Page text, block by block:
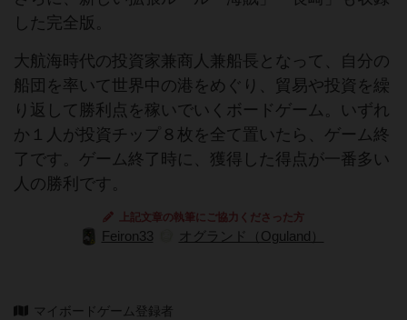
した完全版。
大航海時代の投資家兼商人兼船長となって、自分の
船団を率いて世界中の港をめぐり、貿易や投資を繰
り返して勝利点を稼いでいくボードゲーム。いずれ
か１人が投資チップ８枚を全て置いたら、ゲーム終
了です。ゲーム終了時に、獲得した得点が一番多い
人の勝利です。
上記文章の執筆にご協力くださった方
Feiron33 オグランド（Oguland）
マイボードゲーム登録者